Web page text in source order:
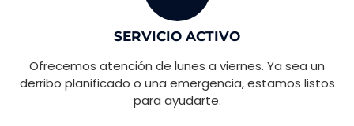
SERVICIO ACTIVO
Ofrecemos atención de lunes a viernes. Ya sea un
derribo planificado o una emergencia, estamos listos
para ayudarte.